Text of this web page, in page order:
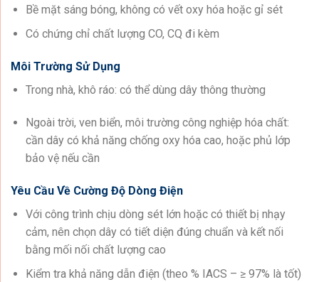
Bề mặt sáng bóng, không có vết oxy hóa hoặc gỉ sét
Có chứng chỉ chất lượng CO, CQ đi kèm
Môi Trường Sử Dụng
Trong nhà, khô ráo: có thể dùng dây thông thường
Ngoài trời, ven biển, môi trường công nghiệp hóa chất:
cần dây có khả năng chống oxy hóa cao, hoặc phủ lớp
bảo vệ nếu cần
Yêu Cầu Về Cường Độ Dòng Điện
Với công trình chịu dòng sét lớn hoặc có thiết bị nhạy
cảm, nên chọn dây có tiết diện đúng chuẩn và kết nối
bằng mối nối chất lượng cao
Kiểm tra khả năng dẫn điện (theo % IACS – ≥ 97% là tốt)